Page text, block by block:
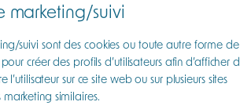
marketing/suivi
suivi sont des cookies ou toute autre forme de
créer des profils d’utilisateurs afin d’afficher
l’utilisateur sur ce site web ou sur plusieurs sites
similaires.